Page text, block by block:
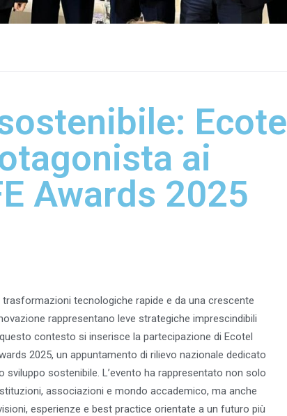
Ecotel
ai
Awards 2025
tecnologiche rapide e da una crescente
rappresentano leve strategiche imprescindibili
contesto si inserisce la partecipazione di Ecotel
2025, un appuntamento di rilievo nazionale dedicato
sviluppo sostenibile. L’evento ha rappresentato non solo
associazioni e mondo accademico, ma anche
esperienze e best practice orientate a un futuro più